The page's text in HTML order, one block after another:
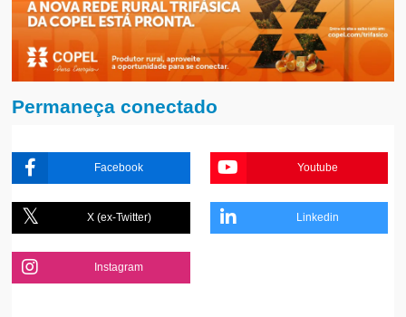
Permaneça conectado
Facebook Youtube
X (ex-Twitter) Linkedin
Instagram